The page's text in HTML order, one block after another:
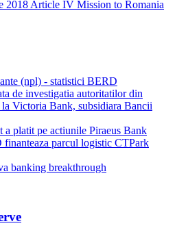
2018 Article IV Mission to Romania
(npl) - statistici BERD
de investigatia autoritatilor din
Victoria Bank, subsidiara Bancii
platit pe actiunile Piraeus Bank
parcul logistic CTPark
banking breakthrough